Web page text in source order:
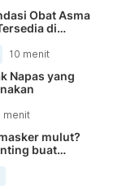
Obat Asma
di
10 menit
Napas yang
menit
mulut?
buat